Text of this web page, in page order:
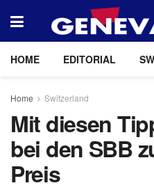
HOME EDITORIAL
Home Switzerland
Mit diesen
bei den SBB
Preis